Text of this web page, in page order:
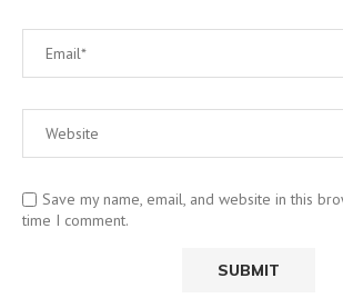
Save my name, email, and website in this
time I comment.